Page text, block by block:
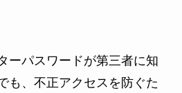
ーパスワードが第三者に知
も、不正アクセスを防ぐた